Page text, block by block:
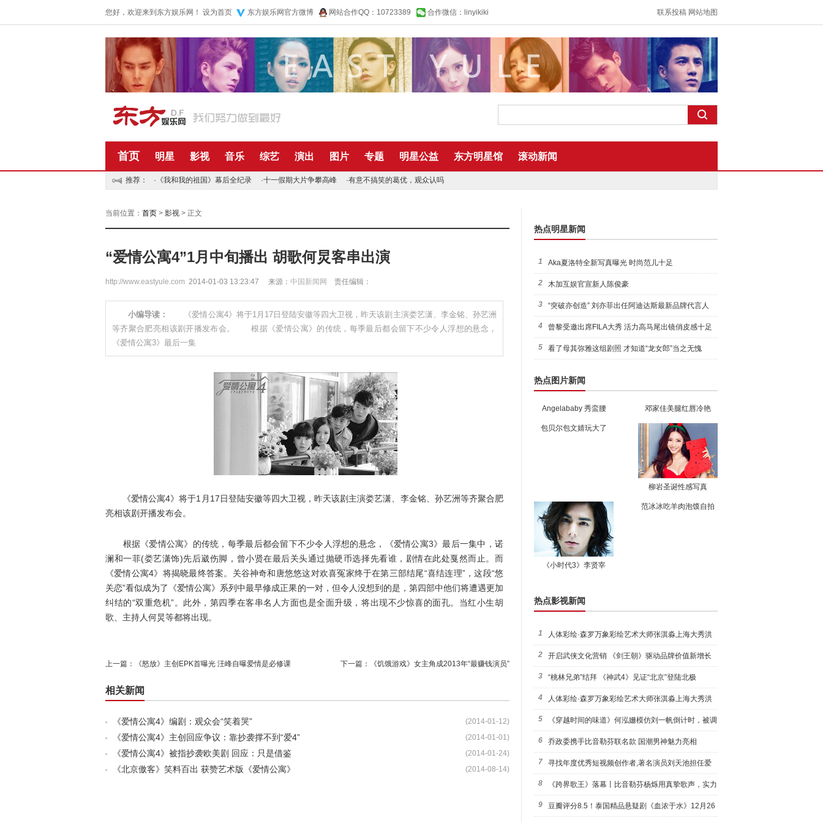
您好，欢迎来到东方娱乐网！ 设为首页 东方娱乐网官方微博 网站合作QQ：10723389 合作微信：linyikiki 联系投稿 网站地图
首页 明星 影视 音乐 综艺 演出 图片 专题 明星公益 东方明星馆 滚动新闻
推荐： · 《我和我的祖国》幕后全纪录 ·十一假期大片争攀高峰 ·有意不搞笑的葛优，观众认吗
当前位置： 首页 > 影视 > 正文
“爱情公寓4”1月中旬播出 胡歌何炅客串出演
http://www.eastyule.com 2014-01-03 13:23:47 来源： 中国新闻网 责任编辑：
小编导读：
《爱情公寓4》将于1月17日登陆安徽等四大卫视，昨天该剧主演娄艺潇、李金铭、孙艺洲
等齐聚合肥亮相该剧开播发布会。 根据《爱情公寓》的传统，每季最后都会留下不少令人浮想的悬念，
《爱情公寓3》最后一集
《爱情公寓4》将于1月17日登陆安徽等四大卫视，昨天该剧主演娄艺潇、李金铭、孙艺洲等齐聚合肥
亮相该剧开播发布会。
根据《爱情公寓》的传统，每季最后都会留下不少令人浮想的悬念，《爱情公寓3》最后一集中，诺
澜和一菲(娄艺潇饰)先后崴伤脚，曾小贤在最后关头通过抛硬币选择先看谁，剧情在此处戛然而止。而
《爱情公寓4》将揭晓最终答案。关谷神奇和唐悠悠这对欢喜冤家终于在第三部结尾“喜结连理”，这段“悠
关恋”看似成为了《爱情公寓》系列中最早修成正果的一对，但令人没想到的是，第四部中他们将遭遇更加
纠结的“双重危机”。此外，第四季在客串名人方面也是全面升级，将出现不少惊喜的面孔。当红小生胡
歌、主持人何炅等都将出现。
上一篇： 《怒放》主创EPK首曝光 汪峰自曝爱情是必修课 下一篇： 《饥饿游戏》女主角成2013年“最赚钱演员”
相关新闻
(2014-01-12)
《爱情公寓4》编剧：观众会“笑着哭”
(2014-01-01)
《爱情公寓4》主创回应争议：靠抄袭撑不到“爱4”
(2014-01-24)
《爱情公寓4》被指抄袭欧美剧 回应：只是借鉴
(2014-08-14)
《北京傲客》笑料百出 获赞艺术版《爱情公寓》
热点明星新闻
1 Aka夏洛特全新写真曝光 时尚范儿十足
2 木加互娱官宣新人陈俊豪
3 “突破亦创造” 刘亦菲出任阿迪达斯最新品牌代言人
引爆
4 曾黎受邀出席FILA大秀 活力高马尾出镜俏皮感十足
5 看了母其弥雅这组剧照 才知道“龙女郎”当之无愧
热点图片新闻
Angelababy 秀蛮腰 邓家佳美腿红唇冷艳
包贝尔包文婧玩大了
柳岩圣诞性感写真
《小时代3》李贤宰
范冰冰吃羊肉泡馍自拍
热点影视新闻
1 人体彩绘·森罗万象彩绘艺术大师张淇淼上海大秀洪
荒宇宙
2 开启武侠文化营销 《剑王朝》驱动品牌价值新增长
3 “桃林兄弟”结拜 《神武4》见证“北京”登陆北极
4 人体彩绘·森罗万象彩绘艺术大师张淇淼上海大秀洪
荒宇宙
5 《穿越时间的味道》何泓姗模仿刘一帆倒计时，被调
侃“学人
6 乔政委携手比音勒芬联名款 国潮男神魅力亮相
7 寻找年度优秀短视频创作者,著名演员刘天池担任爱
奇艺号"奇
8 《跨界歌王》落幕丨比音勒芬杨烁用真挚歌声，实力
圈粉!
9 豆瓣评分8.5！泰国精品悬疑剧《血浓于水》12月26